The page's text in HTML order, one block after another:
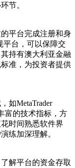
节。
平台完成注册和身
平台，可以保障交
持有澳大利亚金融
准，为投资者提供
如MetaTrader
富的技术指标，方
时间熟悉软件界
练加深理解。
解平台的资金存取